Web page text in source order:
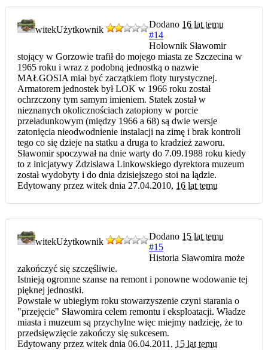
witekUżytkownik Dodano 16 lat temu
#14
Holownik Sławomir
stojący w Gorzowie trafił do mojego miasta ze Szczecina w
1965 roku i wraz z podobną jednostką o nazwie
MAŁGOSIA miał być zaczątkiem floty turystycznej.
Armatorem jednostek był LOK w 1966 roku został
ochrzczony tym samym imieniem. Statek został w
nieznanych okolicznościach zatopiony w porcie
przeładunkowym (między 1966 a 68) są dwie wersje
zatonięcia nieodwodnienie instalacji na zimę i brak kontroli
tego co się dzieje na statku a druga to kradzież zaworu.
Sławomir spoczywał na dnie warty do 7.09.1988 roku kiedy
to z inicjatywy Zdzisława Linkowskiego dyrektora muzeum
został wydobyty i do dnia dzisiejszego stoi na lądzie.
Edytowany przez witek dnia 27.04.2010, 16 lat temu
witekUżytkownik Dodano 15 lat temu
#15
Historia Sławomira może
zakończyć się szczęśliwie.
Istnieją ogromne szanse na remont i ponowne wodowanie tej
pięknej jednostki.
Powstałe w ubiegłym roku stowarzyszenie czyni starania o
"przejęcie" Sławomira celem remontu i eksploatacji. Władze
miasta i muzeum są przychylne więc miejmy nadzieję, że to
przedsięwzięcie zakończy się sukcesem.
Edytowany przez witek dnia 06.04.2011, 15 lat temu